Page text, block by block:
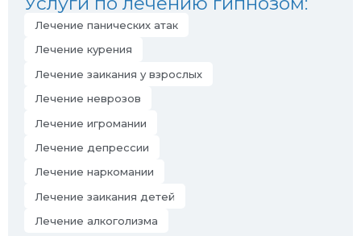
Лечение панических атак
Лечение курения
Лечение заикания у взрослых
Лечение неврозов
Лечение игромании
Лечение депрессии
Лечение наркомании
Лечение заикания детей
Лечение алкоголизма